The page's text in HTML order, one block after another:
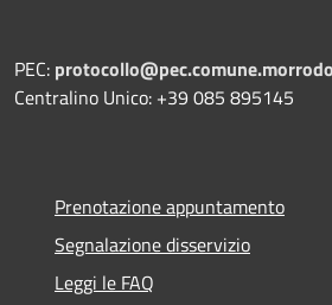
PEC:
Centralino Unico: +39 085 895145
Prenotazione appuntamento
Segnalazione disservizio
Leggi le FAQ